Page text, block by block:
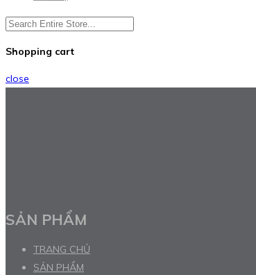
Shopping cart
close
SẢN PHẨM
TRANG CHỦ
SẢN PHẨM